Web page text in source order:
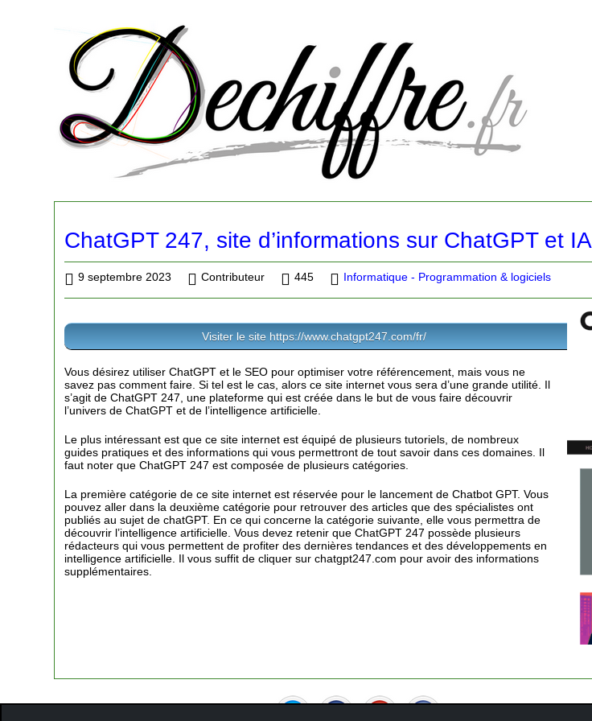
ChatGPT 247, site d’informations sur ChatGPT et IA
9 septembre 2023 Contributeur 445 Informatique - Programmation & logiciels
Visiter le site https://www.chatgpt247.com/fr/
Vous désirez utiliser ChatGPT et le SEO pour optimiser votre référencement, mais vous ne
savez pas comment faire. Si tel est le cas, alors ce site internet vous sera d’une grande utilité. Il
s’agit de ChatGPT 247, une plateforme qui est créée dans le but de vous faire découvrir
l’univers de ChatGPT et de l’intelligence artificielle.
Le plus intéressant est que ce site internet est équipé de plusieurs tutoriels, de nombreux
guides pratiques et des informations qui vous permettront de tout savoir dans ces domaines. Il
faut noter que ChatGPT 247 est composée de plusieurs catégories.
La première catégorie de ce site internet est réservée pour le lancement de Chatbot GPT. Vous
pouvez aller dans la deuxième catégorie pour retrouver des articles que des spécialistes ont
publiés au sujet de chatGPT. En ce qui concerne la catégorie suivante, elle vous permettra de
découvrir l’intelligence artificielle. Vous devez retenir que ChatGPT 247 possède plusieurs
rédacteurs qui vous permettent de profiter des dernières tendances et des développements en
intelligence artificielle. Il vous suffit de cliquer sur chatgpt247.com pour avoir des informations
supplémentaires.